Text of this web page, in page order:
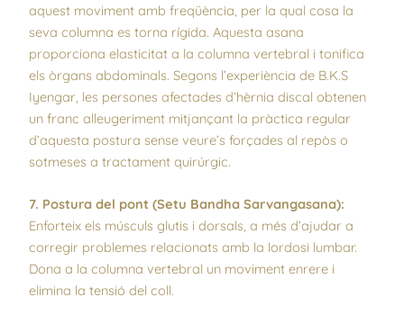
aquest moviment amb freqüència, per la qual cosa la
seva columna es torna rígida. Aquesta asana
proporciona elasticitat a la columna vertebral i tonifica
els òrgans abdominals. Segons l’experiència de B.K.S
Iyengar, les persones afectades d’hèrnia discal obtenen
un franc alleugeriment mitjançant la pràctica regular
d’aquesta postura sense veure’s forçades al repòs o
sotmeses a tractament quirúrgic.
7. Postura del pont (Setu Bandha Sarvangasana):
Enforteix els músculs glutis i dorsals, a més d’ajudar a
corregir problemes relacionats amb la lordosi lumbar.
Dona a la columna vertebral un moviment enrere i
elimina la tensió del coll.